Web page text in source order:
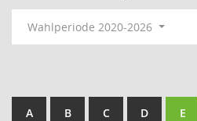
Wahlperiode 2020-2026
A B C D E